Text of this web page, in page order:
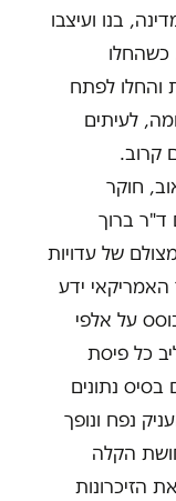
בנו ועיצבו
כשהחלו
והחלו לפתח
לעיתים
קרוב.
חוקר
ד"ר ברוך
של עדויות
ידע
על אלפי
כל פיסת
נתונים
נפח ונופך
הקלה
הזיכרונות